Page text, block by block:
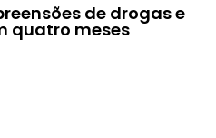
de drogas e
quatro meses